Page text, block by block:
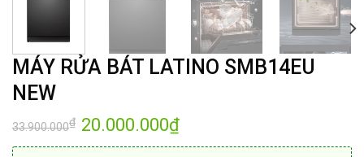
MÁY RỬA BÁT LATINO SMB14EU
NEW
33.900.000₫ Giá
gốc
là:
20.000.000₫Giá
tại